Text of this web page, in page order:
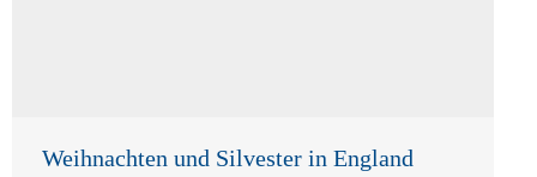
Weihnachten und Silvester in England